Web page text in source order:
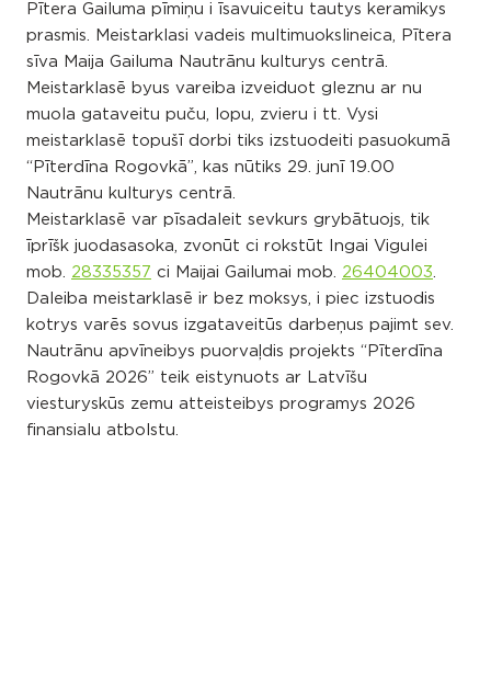
Pītera Gailuma pīmiņu i īsavuiceitu tautys keramikys
prasmis. Meistarklasi vadeis multimuokslineica, Pītera
sīva Maija Gailuma Nautrānu kulturys centrā.
Meistarklasē byus vareiba izveiduot gleznu ar nu
muola gataveitu puču, lopu, zvieru i tt. Vysi
meistarklasē topušī dorbi tiks izstuodeiti pasuokumā
“Pīterdīna Rogovkā”, kas nūtiks 29. junī 19.00
Nautrānu kulturys centrā.
Meistarklasē var pīsadaleit sevkurs grybātuojs, tik
īprīšk juodasasoka, zvonūt ci rokstūt Ingai Vigulei
mob. 28335357 ci Maijai Gailumai mob. 26404003.
Daleiba meistarklasē ir bez moksys, i piec izstuodis
kotrys varēs sovus izgataveitūs darbeņus pajimt sev.
Nautrānu apvīneibys puorvaļdis projekts “Pīterdīna
Rogovkā 2026” teik eistynuots ar Latvīšu
viesturyskūs zemu atteisteibys programys 2026
finansialu atbolstu.